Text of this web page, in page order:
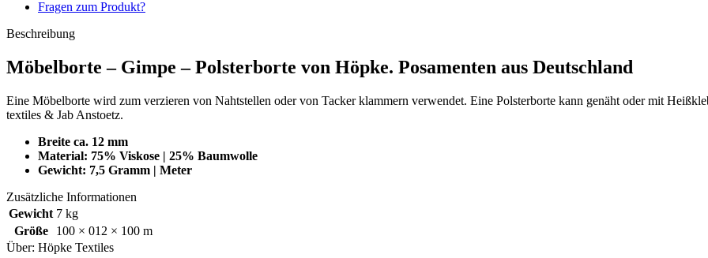
Fragen zum Produkt?
Beschreibung
Möbelborte – Gimpe – Polsterborte von Höpke. Posamenten aus Deutschland
Eine Möbelborte wird zum verzieren von Nahtstellen oder von Tacker klammern verwendet. Eine Polsterborte kann genäht oder mit
textiles & Jab Anstoetz.
Breite ca. 12 mm
Material: 75% Viskose | 25% Baumwolle
Gewicht: 7,5 Gramm | Meter
Zusätzliche Informationen
Gewicht 7 kg
Größe
100 × 012 × 100 m
Über: Höpke Textiles